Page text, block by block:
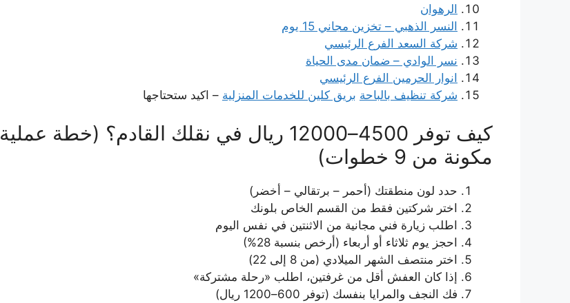
الرهوان
النسر الذهبي – تخزين مجاني 15 يوم
شركة السعد الفرع الرئيسي
نسر الوادي – ضمان مدى الحياة
انوار الحرمين الفرع الرئيسي
شركة تنظيف بالباحة بريق كلين للخدمات المنزلية – اكيد ستحتاجها
كيف توفر 4500–12000 ريال في نقلك القادم؟ (خطة عملية
مكونة من 9 خطوات)
حدد لون منطقتك (أحمر – برتقالي – أخضر)
اختر شركتين فقط من القسم الخاص بلونك
اطلب زيارة فني مجانية من الاثنتين في نفس اليوم
احجز يوم ثلاثاء أو أربعاء (أرخص بنسبة 28%)
اختر منتصف الشهر الميلادي (من 8 إلى 22)
إذا كان العفش أقل من غرفتين، اطلب «رحلة مشتركة»
فك النجف والمرايا بنفسك (توفر 600–1200 ريال)